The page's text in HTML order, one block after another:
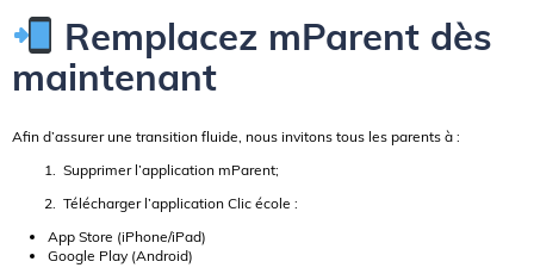
Remplacez mParent dès
maintenant
Afin d’assurer une transition fluide, nous invitons tous les parents à :
Supprimer l’application mParent;
Télécharger l’application Clic école :
App Store (iPhone/iPad)
Google Play (Android)